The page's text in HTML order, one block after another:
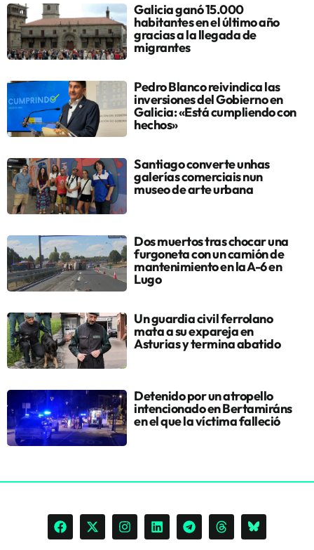
Galicia ganó 15.000
habitantes en el último año
gracias a la llegada de
migrantes
Pedro Blanco reivindica las
inversiones del Gobierno en
Galicia: «Está cumpliendo con
hechos»
Santiago converte unhas
galerías comerciais nun
museo de arte urbana
Dos muertos tras chocar una
furgoneta con un camión de
mantenimiento en la A-6 en
Lugo
Un guardia civil ferrolano
mata a su expareja en
Asturias y termina abatido
Detenido por un atropello
intencionado en Bertamiráns
en el que la víctima falleció